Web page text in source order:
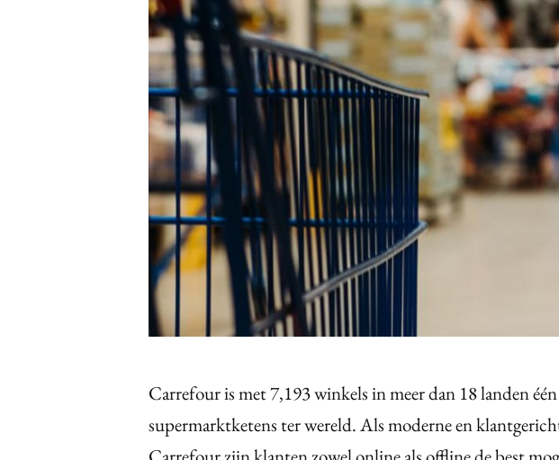
Gedragsverandering
Influencer marketing
Interne communicatie
Martech
Carrefour is met 7,193 winkels in meer dan 18 landen
supermarktketens ter wereld. Als moderne en